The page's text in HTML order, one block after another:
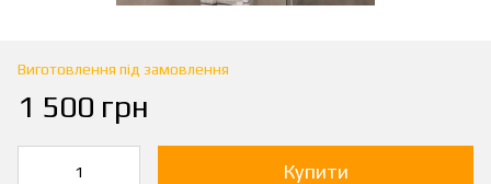
Виготовлення під замовлення
1 500 грн
Купити